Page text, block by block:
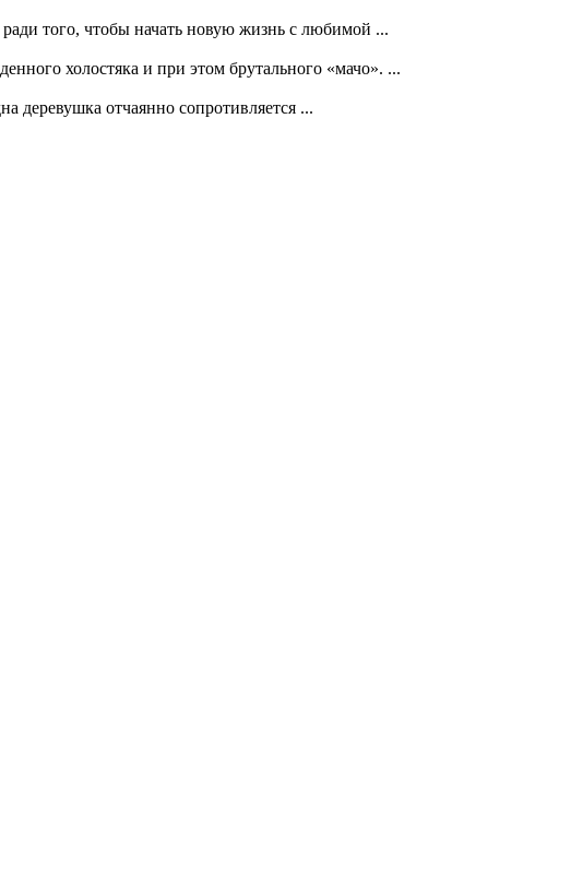
того, чтобы начать новую жизнь с любимой ...
холостяка и при этом брутального «мачо». ...
деревушка отчаянно сопротивляется ...